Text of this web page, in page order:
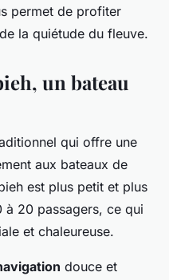
permet de profiter
la quiétude du fleuve.
un bateau
qui offre une
aux bateaux de
est plus petit et plus
à 20 passagers, ce qui
et chaleureuse.
douce et